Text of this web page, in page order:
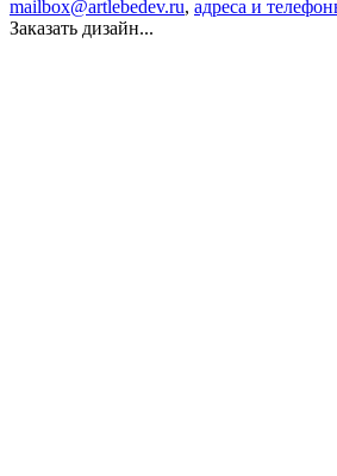
mailbox@artlebedev.ru, адреса и
Заказать дизайн...